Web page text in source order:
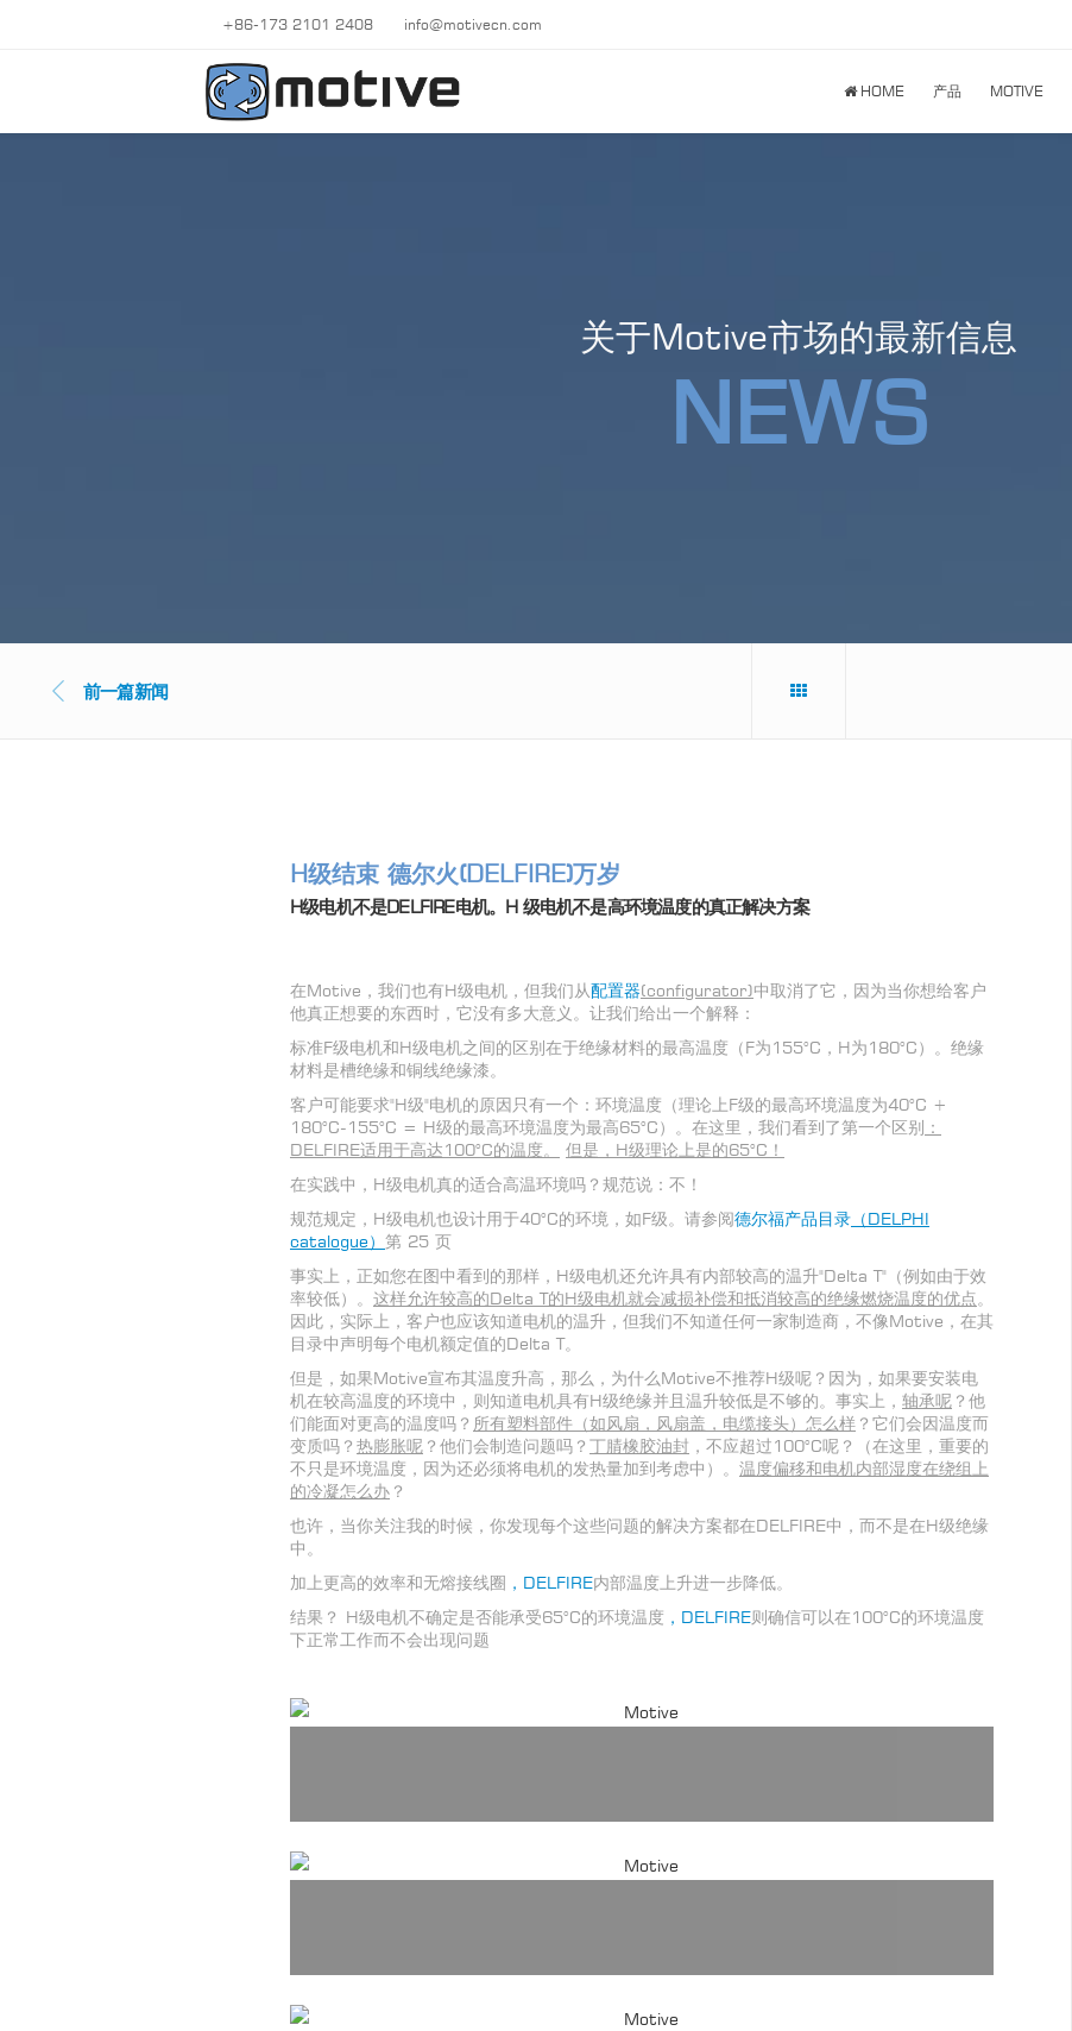
+86-173 2101 2408 info@motivecn.com
HOME 产品 MOTIVE
关于Motive市场的最新信息
NEWS
前一篇新闻
H级结束 德尔火(DELFIRE)万岁
H级电机不是DELFIRE电机。H 级电机不是高环境温度的真正解决方案
在Motive，我们也有H级电机，但我们从配置器(configurator)中取消了它，因为当你想给客户
他真正想要的东西时，它没有多大意义。让我们给出一个解释：
标准F级电机和H级电机之间的区别在于绝缘材料的最高温度（F为155°C，H为180°C）。绝缘
材料是槽绝缘和铜线绝缘漆。
客户可能要求"H级"电机的原因只有一个：环境温度（理论上F级的最高环境温度为40°C +
180°C-155°C = H级的最高环境温度为最高65°C）。在这里，我们看到了第一个区别 ：
DELFIRE适用于高达100°C的温度。 但是， H级理论上是的65°C ！
在实践中，H级电机真的适合高温环境吗？规范说：不！
规范规定，H级电机也设计用于40°C的环境，如F级。请参阅德尔福产品目录 （DELPHI
catalogue） 第 25 页
事实上，正如您在图中看到的那样，H级电机还允许具有内部较高的温升"Delta T"（例如由于效
率较低）。 这样允许较高的Delta T的H级电机就会减损补偿和抵消较高的绝缘燃烧温度的优点。
因此，实际上，客户也应该知道电机的温升，但我们不知道任何一家制造商，不像Motive，在其
目录中声明每个电机额定值的Delta T。
但是，如果Motive宣布其温度升高，那么，为什么Motive不推荐H级呢？因为，如果要安装电
机在较高温度的环境中，则知道电机具有H级绝缘并且温升较低是不够的。事实上， 轴承呢 ？他
们能面对更高的温度吗？ 所有塑料部件（如风扇，风扇盖，电缆接头）怎么样 ？它们会因温度而
变质吗？ 热膨胀呢 ？他们会制造问题吗？ 丁腈橡胶油封 ，不应超过100°C呢？（在这里，重要的
不只是环境温度，因为还必须将电机的发热量加到考虑中）。 温度偏移和电机内部湿度在绕组上
的冷凝怎么办 ？
也许，当你关注我的时候，你发现每个这些问题的解决方案都在DELFIRE中，而不是在H级绝缘
中。
加上更高的效率和无熔接线圈 ，DELFIRE内部温度上升进一步降低。
结果？ H级电机不确定是否能承受65°C的环境温度 ，DELFIRE则确信可以在100°C的环境温度
下正常工作而不会出现问题